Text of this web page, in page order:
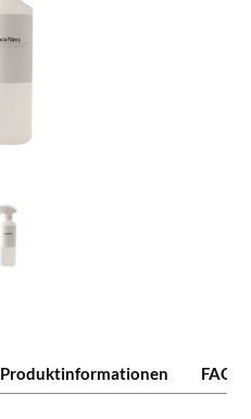
Produktinformationen FAQ